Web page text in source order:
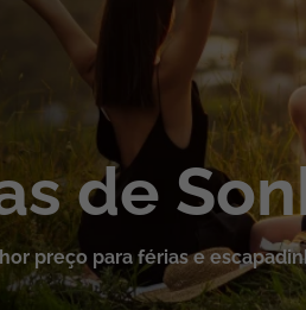
de
preço para férias e